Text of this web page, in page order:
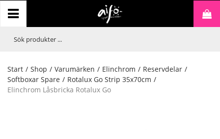
Start / Shop / Varumärken / Elinchrom / Reservdelar /
Softboxar Spare / Rotalux Go Strip 35x70cm /
Elinchrom Låsbricka Rotalux Go